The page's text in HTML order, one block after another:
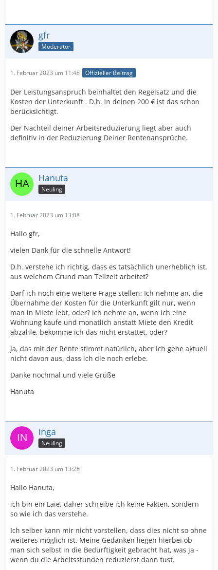
gfr
Moderator
1. Februar 2023 um 11:48 Offizieller Beitrag
Der Leistungsanspruch beinhaltet den Regelsatz und die
Kosten der Unterkunft . D.h. in deinen 200 € ist das schon
berücksichtigt.
Der Nachteil deiner Arbeitsreduzierung liegt aber auch
definitiv in der Reduzierung Deiner Rentenansprüche.
Hanuta
Neuling
1. Februar 2023 um 13:08
Hallo gfr,
vielen Dank für die schnelle Antwort!
D.h. verstehe ich richtig, dass es tatsächlich unerheblich ist,
aus welchem Grund man Teilzeit arbeitet?
Darf ich noch eine weitere Frage stellen: Ich nehme an, die
Übernahme der Kosten für die Unterkunft gilt nur, wenn
man in Miete lebt, oder? Ich nehme an, wenn ich eine
Wohnung kaufe und monatlich anstatt Miete den Kredit
abzahle, bekomme ich das nicht erstattet, oder?
Ja, das mit der Rente stimmt natürlich, aber ich gehe aktuell
nicht davon aus, dass ich die noch erlebe.
Danke nochmal und viele Grüße
Hanuta
Inga
Neuling
1. Februar 2023 um 13:28
Hallo Hanuta,
ich bin ein Laie, daher schreibe ich keine Fakten, sondern
so wie ich das verstehe.
Ich selber kann mir nicht vorstellen, dass dies nicht so ohne
weiteres möglich ist. Meine Gedanken liegen hierbei ob
man sich selbst in die Bedürftigkeit gebracht hat, was ja -
wenn du die Arbeitsstunden reduzierst dann tust.